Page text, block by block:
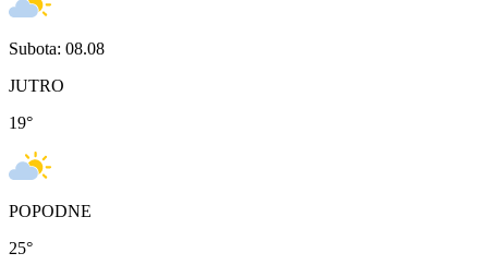
Subota: 08.08
JUTRO
19°
POPODNE
25°